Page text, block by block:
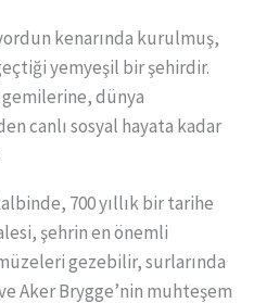
kenarında kurulmuş,
yemyeşil bir şehirdir.
gemilerine, dünya
canlı sosyal hayata kadar
700 yıllık bir tarihe
şehrin en önemli
gezebilir, surlarında
Aker Brygge’nin muhteşem